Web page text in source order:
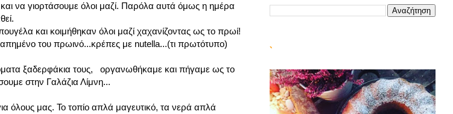
να γιορτάσουμε όλοι μαζί. Παρόλα αυτά όμως η ημέρα
και κοιμήθηκαν όλοι μαζί χαχανίζοντας ως το πρωί!
του πρωινό...κρέπες με nutella...(τι πρωτότυπο)
ξαδερφάκια τους, οργανωθήκαμε και πήγαμε ως το
στην Γαλάζια Λίμνη...
όλους μας. Το τοπίο απλά μαγευτικό, τα νερά απλά
`